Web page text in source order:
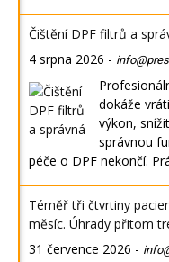
Čištění DPF filtrů a
4 srpna 2026 -
dokáže
výkon,
správnou
péče o DPF nekončí.
Téměř tři čtvrtiny
měsíc. Úhrady přitom
31 července 2026 -